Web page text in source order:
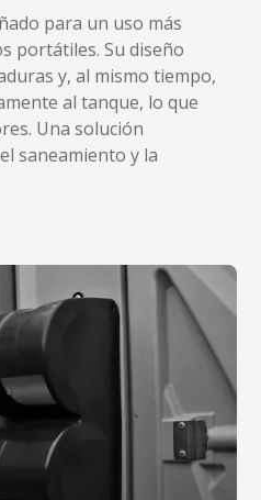
para un uso más
portátiles. Su diseño
y, al mismo tiempo,
al tanque, lo que
Una solución
saneamiento y la